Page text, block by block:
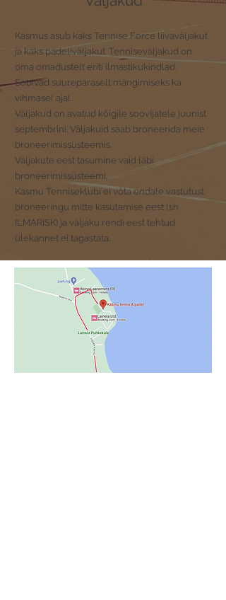
Käsmus asub kaks Tennise Force liivaväljakut
ja kaks padeliväljakut. Tenniseväljakud on
oma omadustelt eriti ilmastikukindlad.
Sobivad suurepäraselt mängimiseks ka
vihmasel ajal.
Väljakud on avatud kõigile soovijatele juunist
septembrini. Väljakuid saab broneerida meie
broneerimissüsteemis.
Väljakute eest tasumine vaid läbi
broneerimissüsteemi.
Käsmu Tenniseklubi ei võta endale vastutust
broneeringu mitte kasutamise eest (sh
ILMARISK) ja väljaku rendi eest tehtud
ülekannet ei tagastata.